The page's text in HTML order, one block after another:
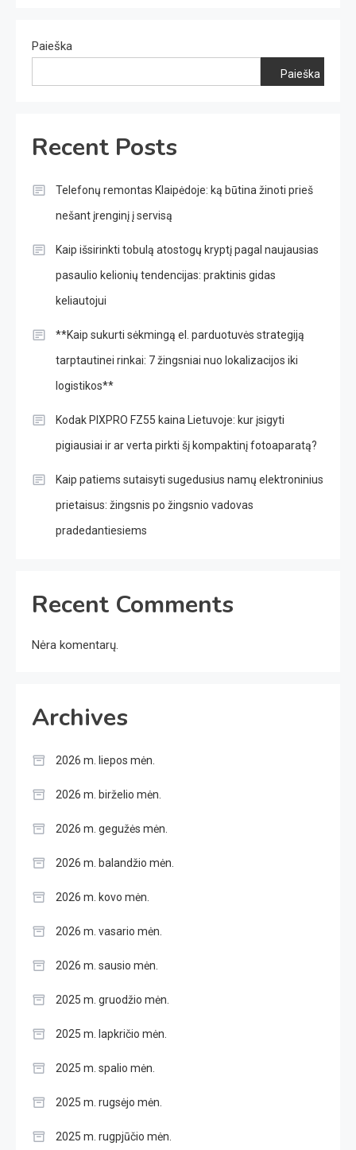
Paieška
Paieška
Recent Posts
Telefonų remontas Klaipėdoje: ką būtina žinoti prieš
nešant įrenginį į servisą
Kaip išsirinkti tobulą atostogų kryptį pagal naujausias
pasaulio kelionių tendencijas: praktinis gidas
keliautojui
**Kaip sukurti sėkmingą el. parduotuvės strategiją
tarptautinei rinkai: 7 žingsniai nuo lokalizacijos iki
logistikos**
Kodak PIXPRO FZ55 kaina Lietuvoje: kur įsigyti
pigiausiai ir ar verta pirkti šį kompaktinį fotoaparatą?
Kaip patiems sutaisyti sugedusius namų elektroninius
prietaisus: žingsnis po žingsnio vadovas
pradedantiesiems
Recent Comments
Nėra komentarų.
Archives
2026 m. liepos mėn.
2026 m. birželio mėn.
2026 m. gegužės mėn.
2026 m. balandžio mėn.
2026 m. kovo mėn.
2026 m. vasario mėn.
2026 m. sausio mėn.
2025 m. gruodžio mėn.
2025 m. lapkričio mėn.
2025 m. spalio mėn.
2025 m. rugsėjo mėn.
2025 m. rugpjūčio mėn.